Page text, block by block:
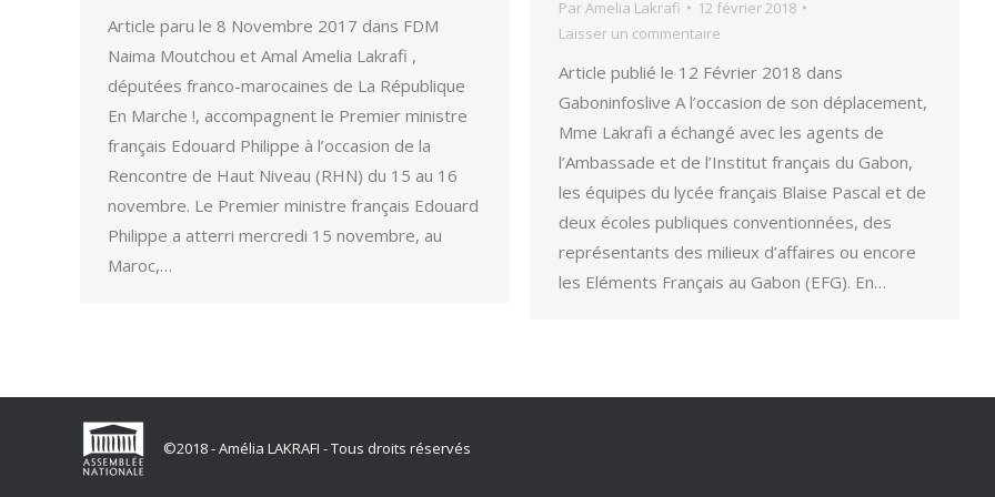
Article paru le 8 Novembre 2017 dans FDM
Naima Moutchou et Amal Amelia Lakrafi ,
députées franco-marocaines de La République
En Marche !, accompagnent le Premier ministre
français Edouard Philippe à l’occasion de la
Rencontre de Haut Niveau (RHN) du 15 au 16
novembre. Le Premier ministre français Edouard
Philippe a atterri mercredi 15 novembre, au
Maroc,…
ParAmelia Lakrafi
12 février 2018
Laisser un commentaire
Article publié le 12 Février 2018 dans
Gaboninfoslive A l’occasion de son déplacement,
Mme Lakrafi a échangé avec les agents de
l’Ambassade et de l’Institut français du Gabon,
les équipes du lycée français Blaise Pascal et de
deux écoles publiques conventionnées, des
représentants des milieux d’affaires ou encore
les Eléments Français au Gabon (EFG). En…
©2018 - Amélia LAKRAFI - Tous droits réservés